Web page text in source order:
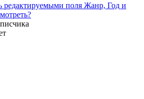
редактируемыми поля Жанр, Год и